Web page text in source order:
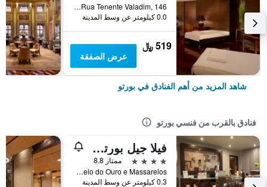
Rua Tenente Valadim, 146, بورتو, محافظة بورتو, البرتغال
0.0 كيلومتر عن وسط المدينة
519 ﷼
عرض الصفقة
شاهد المزيد من أهم الفنادق في بورتو
فنادق بالقرب من فنسي بورتو
فيلا جيل بورتو ريبيرا هوتل
4 نجوم
ممتاز 8.8
Cais das Pedras 17 a 22 - Lordelo do Ouro e Massarelos, بورتو, محافظة بورتو, البرتغال
0.3 كيلومتر عن وسط المدينة